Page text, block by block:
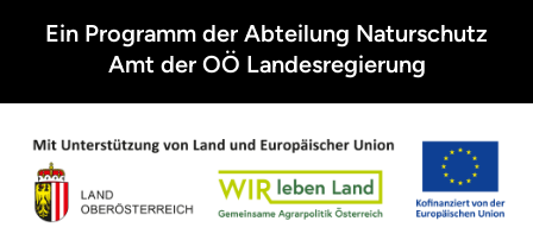
Ein Programm der Abteilung Naturschutz
Amt der OÖ Landesregierung